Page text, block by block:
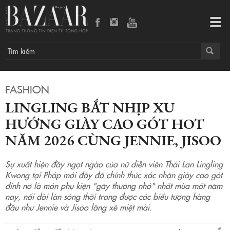
FASHION
LINGLING BẮT NHỊP XU
HƯỚNG GIÀY CAO GÓT HOT
NĂM 2026 CÙNG JENNIE, JISOO
Sự xuất hiện đầy ngọt ngào của nữ diễn viên Thái Lan Lingling
Kwong tại Pháp mới đây đã chính thức xác nhận giày cao gót
đính nơ là món phụ kiện "gây thương nhớ" nhất mùa mốt năm
nay, nối dài làn sóng thời trang được các biểu tượng hàng
đầu như Jennie và Jisoo lăng xê miệt mài.